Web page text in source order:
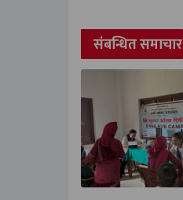
संबन्धित समाचार